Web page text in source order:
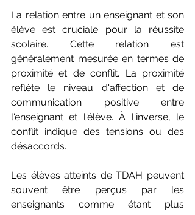
La relation entre un enseignant et son
élève est cruciale pour la réussite
scolaire. Cette relation est
généralement mesurée en termes de
proximité et de conflit. La proximité
reflète le niveau d'affection et de
communication positive entre
l'enseignant et l'élève. À l'inverse, le
conflit indique des tensions ou des
désaccords.
Les élèves atteints de TDAH peuvent
souvent être perçus par les
enseignants comme étant plus